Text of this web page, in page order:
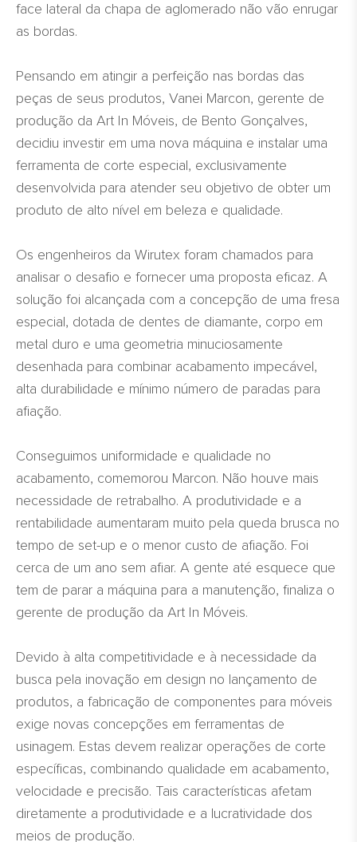
face lateral da chapa de aglomerado não vão enrugar
as bordas.
Pensando em atingir a perfeição nas bordas das
peças de seus produtos, Vanei Marcon, gerente de
produção da Art In Móveis, de Bento Gonçalves,
decidiu investir em uma nova máquina e instalar uma
ferramenta de corte especial, exclusivamente
desenvolvida para atender seu objetivo de obter um
produto de alto nível em beleza e qualidade.
Os engenheiros da Wirutex foram chamados para
analisar o desafio e fornecer uma proposta eficaz. A
solução foi alcançada com a concepção de uma fresa
especial, dotada de dentes de diamante, corpo em
metal duro e uma geometria minuciosamente
desenhada para combinar acabamento impecável,
alta durabilidade e mínimo número de paradas para
afiação.
Conseguimos uniformidade e qualidade no
acabamento, comemorou Marcon. Não houve mais
necessidade de retrabalho. A produtividade e a
rentabilidade aumentaram muito pela queda brusca no
tempo de set-up e o menor custo de afiação. Foi
cerca de um ano sem afiar. A gente até esquece que
tem de parar a máquina para a manutenção, finaliza o
gerente de produção da Art In Móveis.
Devido à alta competitividade e à necessidade da
busca pela inovação em design no lançamento de
produtos, a fabricação de componentes para móveis
exige novas concepções em ferramentas de
usinagem. Estas devem realizar operações de corte
específicas, combinando qualidade em acabamento,
velocidade e precisão. Tais características afetam
diretamente a produtividade e a lucratividade dos
meios de produção.